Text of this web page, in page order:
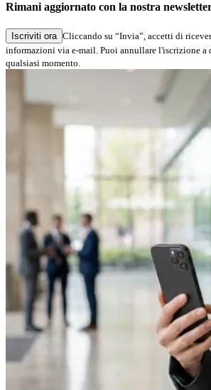
Rimani aggiornato con la nostra
Iscriviti ora Cliccando su “Invia”, accetti di
informazioni via e-mail. Puoi annullare l'iscrizione a
qualsiasi momento.